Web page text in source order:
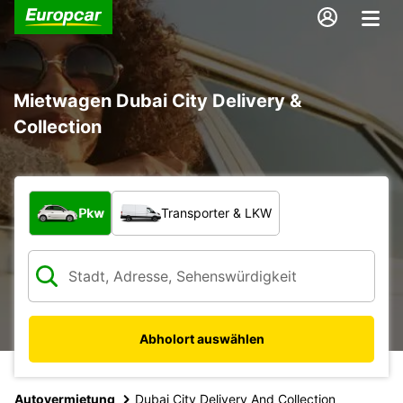
Mietwagen Dubai City Delivery &
Collection
Welche Art von Fahrzeug?
Pkw Transporter & LKW
Abholort auswählen
Autovermietung Dubai City Delivery And Collection